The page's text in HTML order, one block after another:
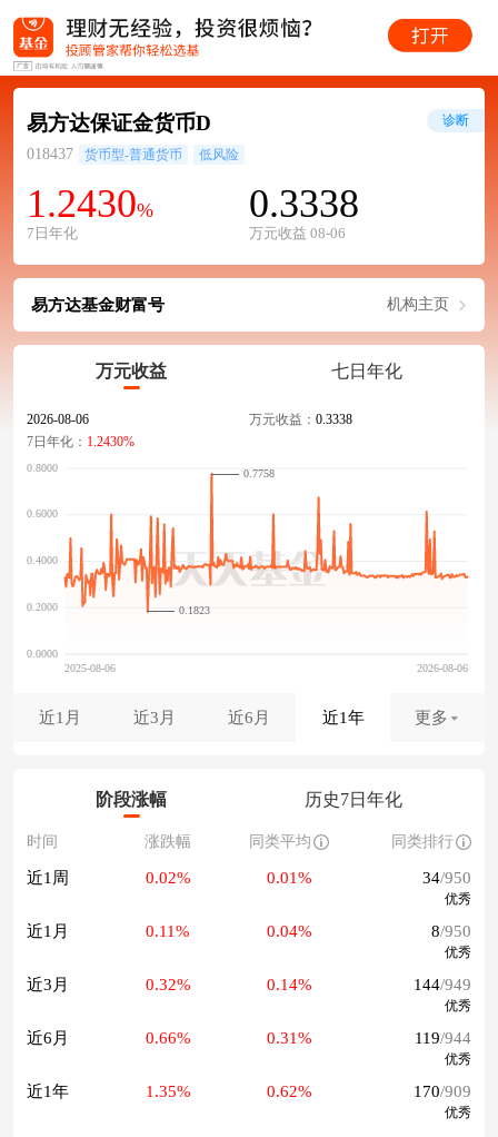
易方达保证金货币D
018437 货币型-普通货币 低风险
1.2430%
7日年化
0.3338
万元收益 08-06
诊断
易方达基金财富号 机构主页
万元收益 七日年化
2026-08-06 万元收益： 0.3338
7日年化： 1.2430%
0.1823
0.7758
近1月 近3月 近6月 近1年 更多
阶段涨幅 历史7日年化
时间 涨跌幅 同类平均 同类排行
近1周 0.02% 0.01% 34/950
优秀
近1月 0.11% 0.04% 8/950
优秀
近3月 0.32% 0.14% 144/949
优秀
近6月 0.66% 0.31% 119/944
优秀
近1年 1.35% 0.62% 170/909
优秀